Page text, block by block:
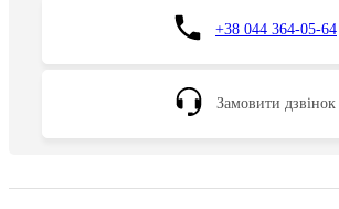
+38 044 364-05-64
Замовити дзвінок